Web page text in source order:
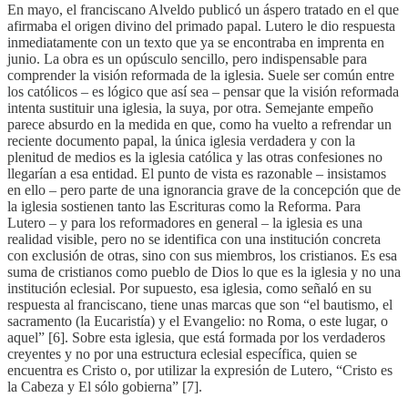
En mayo, el franciscano Alveldo publicó un áspero tratado en el que
afirmaba el origen divino del primado papal. Lutero le dio respuesta
inmediatamente con un texto que ya se encontraba en imprenta en
junio. La obra es un opúsculo sencillo, pero indispensable para
comprender la visión reformada de la iglesia. Suele ser común entre
los católicos – es lógico que así sea – pensar que la visión reformada
intenta sustituir una iglesia, la suya, por otra. Semejante empeño
parece absurdo en la medida en que, como ha vuelto a refrendar un
reciente documento papal, la única iglesia verdadera y con la
plenitud de medios es la iglesia católica y las otras confesiones no
llegarían a esa entidad. El punto de vista es razonable – insistamos
en ello – pero parte de una ignorancia grave de la concepción que de
la iglesia sostienen tanto las Escrituras como la Reforma. Para
Lutero – y para los reformadores en general – la iglesia es una
realidad visible, pero no se identifica con una institución concreta
con exclusión de otras, sino con sus miembros, los cristianos. Es esa
suma de cristianos como pueblo de Dios lo que es la iglesia y no una
institución eclesial. Por supuesto, esa iglesia, como señaló en su
respuesta al franciscano, tiene unas marcas que son “el bautismo, el
sacramento (la Eucaristía) y el Evangelio: no Roma, o este lugar, o
aquel” [6]. Sobre esta iglesia, que está formada por los verdaderos
creyentes y no por una estructura eclesial específica, quien se
encuentra es Cristo o, por utilizar la expresión de Lutero, “Cristo es
la Cabeza y El sólo gobierna” [7].